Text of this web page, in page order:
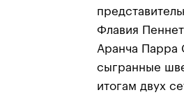
Флавия
Аранча Парра
сыгранные
итогам двух